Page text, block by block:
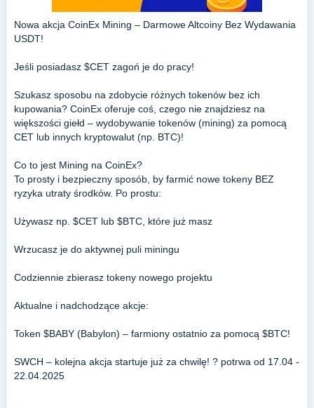
Nowa akcja CoinEx Mining – Darmowe Altcoiny Bez Wydawania
USDT!
Jeśli posiadasz $CET zagoń je do pracy!
Szukasz sposobu na zdobycie różnych tokenów bez ich
kupowania? CoinEx oferuje coś, czego nie znajdziesz na
większości giełd – wydobywanie tokenów (mining) za pomocą
CET lub innych kryptowalut (np. BTC)!
Co to jest Mining na CoinEx?
To prosty i bezpieczny sposób, by farmić nowe tokeny BEZ
ryzyka utraty środków. Po prostu:
Używasz np. $CET lub $BTC, które już masz
Wrzucasz je do aktywnej puli miningu
Codziennie zbierasz tokeny nowego projektu
Aktualne i nadchodzące akcje:
Token $BABY (Babylon) – farmiony ostatnio za pomocą $BTC!
SWCH – kolejna akcja startuje już za chwilę! ? potrwa od 17.04 -
22.04.2025